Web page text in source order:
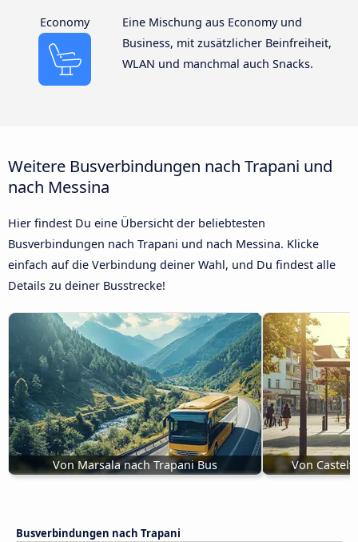
Economy
Eine Mischung aus Economy und
Business, mit zusätzlicher Beinfreiheit,
WLAN und manchmal auch Snacks.
Weitere Busverbindungen nach Trapani und
nach Messina
Hier findest Du eine Übersicht der beliebtesten
Busverbindungen nach Trapani und nach Messina. Klicke
einfach auf die Verbindung deiner Wahl, und Du findest alle
Details zu deiner Busstrecke!
Von Marsala nach Trapani Bus Von
Busverbindungen nach Trapani